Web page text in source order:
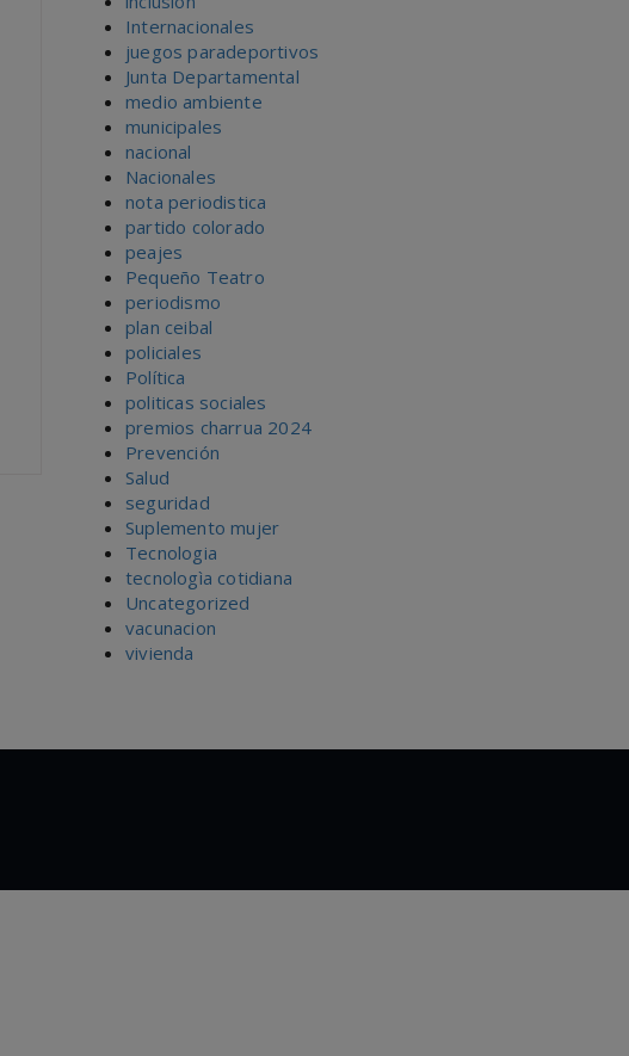
Internacionales
juegos paradeportivos
Junta Departamental
medio ambiente
municipales
nacional
Nacionales
nota periodistica
partido colorado
peajes
Pequeño Teatro
periodismo
plan ceibal
policiales
Política
politicas sociales
premios charrua 2024
Prevención
Salud
seguridad
Suplemento mujer
Tecnologia
tecnologìa cotidiana
Uncategorized
vacunacion
vivienda